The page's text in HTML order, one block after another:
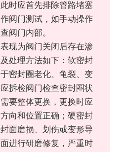
时应首先排除管路堵塞
阀门测试，如手动操作
阀门内部。
现为阀门关闭后存在渗
处理方法如下：软密封
密封圈老化、龟裂、变
拆检阀门检查密封圈状
要整体更换，更换时应
向和位置正确；硬密封
面磨损、划伤或变形导
进行研磨修复，严重时